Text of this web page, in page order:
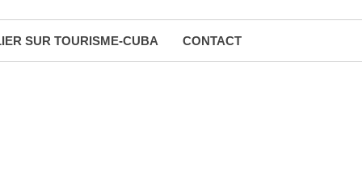
SUR TOURISME-CUBA CONTACT